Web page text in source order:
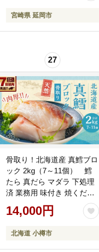
宮崎県 延岡市
27
骨取り！北海道産 真鱈ブロ
ック 2kg（7～11個） 鱈
たら 真だら マダラ 下処理
済 業務用 味付き 焼くだけ
簡単調理 骨取り カット済
み 肉厚 魚 切り身 切身 弁当
市 【決済より7日程度で発
送】
14,000円
北海道 小樽市